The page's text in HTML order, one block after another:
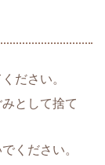
ださい。
として捨て
ください。